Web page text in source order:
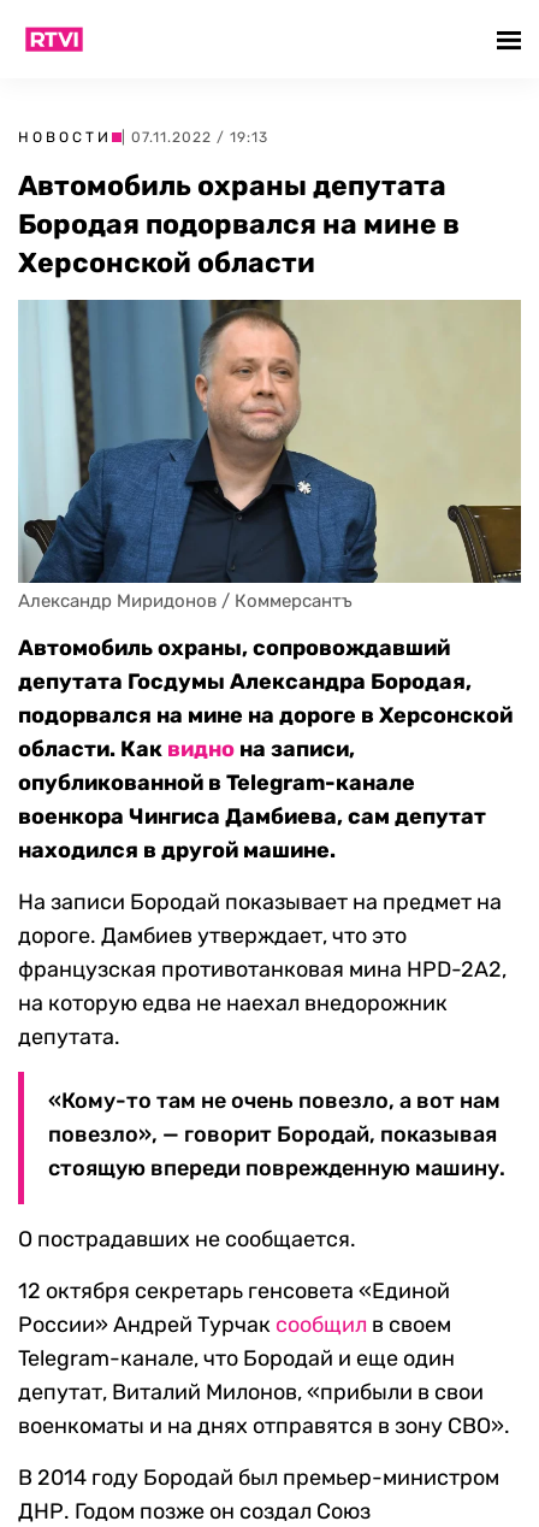
НОВОСТИ | 07.11.2022 / 19:13
Автомобиль охраны депутата
Бородая подорвался на мине в
Херсонской области
Александр Миридонов / Коммерсантъ
Автомобиль охраны, сопровождавший
депутата Госдумы Александра Бородая,
подорвался на мине на дороге в Херсонской
области. Как видно на записи,
опубликованной в Telegram-канале
военкора Чингиса Дамбиева, сам депутат
находился в другой машине.
На записи Бородай показывает на предмет на
дороге. Дамбиев утверждает, что это
французская противотанковая мина HPD-2A2,
на которую едва не наехал внедорожник
депутата.
«Кому-то там не очень повезло, а вот нам
повезло», — говорит Бородай, показывая
стоящую впереди поврежденную машину.
О пострадавших не сообщается.
12 октября секретарь генсовета «Единой
России» Андрей Турчак сообщил в своем
Telegram-канале, что Бородай и еще один
депутат, Виталий Милонов, «прибыли в свои
военкоматы и на днях отправятся в зону СВО».
В 2014 году Бородай был премьер-министром
ДНР. Годом позже он создал Союз